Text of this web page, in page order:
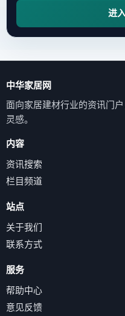
进
中华家居网
面向家居建材行业的资讯门
灵感。
内容
资讯搜索
栏目频道
站点
关于我们
联系方式
服务
帮助中心
意见反馈